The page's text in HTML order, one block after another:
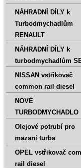
NÁHRADNÍ DÍLY k
Turbodmychadlům
RENAULT
NÁHRADNÍ DÍLY k
turbodmychadlům
NISSAN vstřikovač
common rail diesel
NOVÉ
TURBODMYCHADLO
Olejové potrubí pro
mazaní turba
OPEL vstřikovač
rail diesel